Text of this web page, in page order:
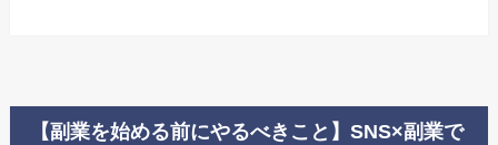
【副業を始める前にやるべきこと】SNS×副業で